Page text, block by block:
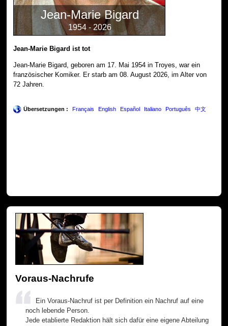
Jean-Marie Bigard
1954 - 2026
Jean-Marie Bigard ist tot
Jean-Marie Bigard, geboren am 17. Mai 1954 in Troyes, war ein
französischer Komiker. Er starb am 08. August 2026, im Alter von
72 Jahren.
Übersetzungen : Français English Español Italiano Português 中文
Voraus-Nachrufe
Ein Voraus-Nachruf ist per Definition ein Nachruf auf eine
noch lebende Person.
Jede etablierte Redaktion hält sich dafür eine eigene Abteilung